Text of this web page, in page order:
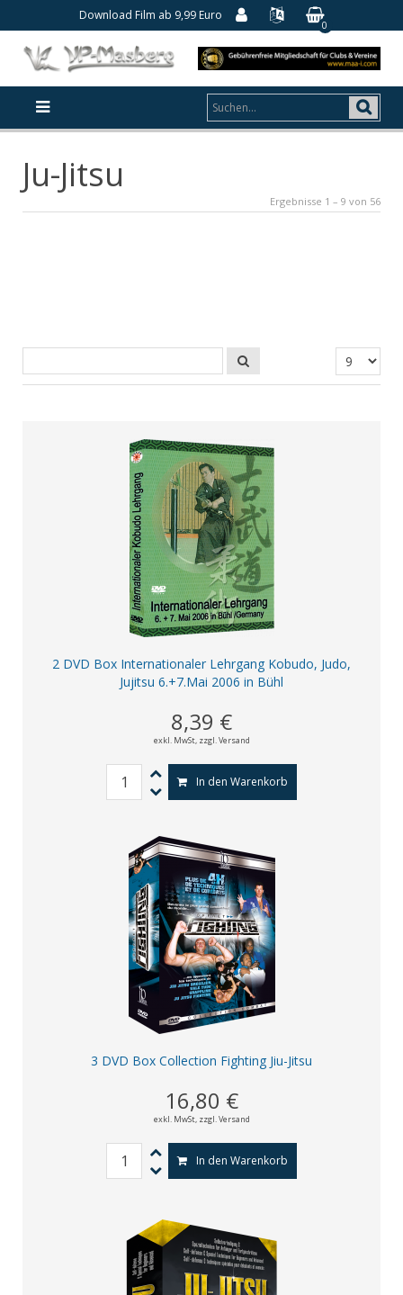
Download Film ab 9,99 Euro
0
Ju-Jitsu
Ergebnisse 1 – 9 von 56
2 DVD Box Internationaler Lehrgang Kobudo, Judo,
Jujitsu 6.+7.Mai 2006 in Bühl
8,39 €
exkl. MwSt, zzgl. Versand
In den Warenkorb
3 DVD Box Collection Fighting Jiu-Jitsu
16,80 €
exkl. MwSt, zzgl. Versand
In den Warenkorb